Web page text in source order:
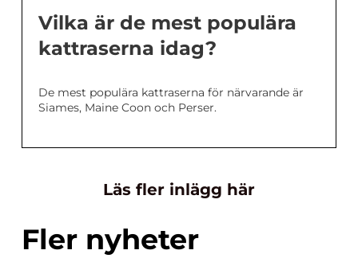
Vilka är de mest populära
kattraserna idag?
De mest populära kattraserna för närvarande är
Siames, Maine Coon och Perser.
Läs fler inlägg här
Fler nyheter